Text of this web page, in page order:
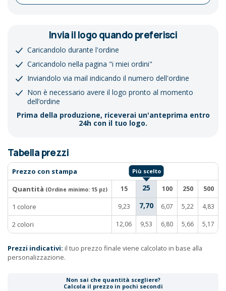
Invia il logo quando preferisci
Caricandolo durante l'ordine
Caricandolo nella pagina "i miei ordini"
Inviandolo via mail indicando il numero dell'ordine
Non è necessario avere il logo pronto al momento
dell’ordine
Prima della produzione, riceverai un'anteprima entro
24h con il tuo logo.
Tabella prezzi
Prezzo con stampa
Quantità (Ordine minimo: 15 pz) 15 25 100 250 500
1 colore 9,23 7,70 6,07 5,22 4,83
2 colori 12,06 9,53 6,80 5,66 5,17
Prezzi indicativi: il tuo prezzo finale viene calcolato in base alla
personalizzazione.
Non sai che quantità scegliere?
Calcola il prezzo in pochi secondi